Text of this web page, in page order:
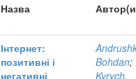
Назва
Інтернет:
позитивні і
негативні
Bohdan;
Kyrych,